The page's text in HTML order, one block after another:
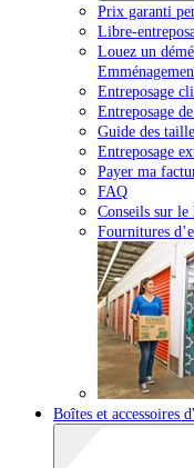
Prix garanti
Libre-
Louez un
Entreposage
Entreposage
Guide des
Entreposage
Payer ma
FAQ
Conseils sur le
Fournitures
Boîtes et accessoires